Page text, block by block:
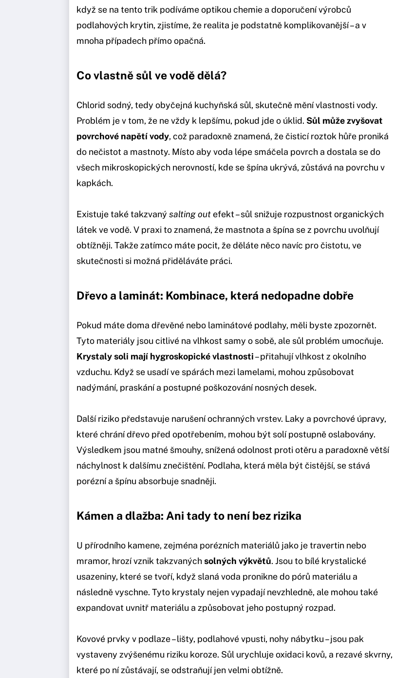
když se na tento trik podíváme optikou chemie a doporučení výrobců
podlahových krytin, zjistíme, že realita je podstatně komplikovanější – a v
mnoha případech přímo opačná.
Co vlastně sůl ve vodě dělá?
Chlorid sodný, tedy obyčejná kuchyňská sůl, skutečně mění vlastnosti vody.
Problém je v tom, že ne vždy k lepšímu, pokud jde o úklid. Sůl může zvyšovat
povrchové napětí vody, což paradoxně znamená, že čisticí roztok hůře proniká
do nečistot a mastnoty. Místo aby voda lépe smáčela povrch a dostala se do
všech mikroskopických nerovností, kde se špína ukrývá, zůstává na povrchu v
kapkách.
Existuje také takzvaný salting out efekt – sůl snižuje rozpustnost organických
látek ve vodě. V praxi to znamená, že mastnota a špína se z povrchu uvolňují
obtížněji. Takže zatímco máte pocit, že děláte něco navíc pro čistotu, ve
skutečnosti si možná přiděláváte práci.
Dřevo a laminát: Kombinace, která nedopadne dobře
Pokud máte doma dřevěné nebo laminátové podlahy, měli byste zpozornět.
Tyto materiály jsou citlivé na vlhkost samy o sobě, ale sůl problém umocňuje.
Krystaly soli mají hygroskopické vlastnosti– přitahují vlhkost z okolního
vzduchu. Když se usadí ve spárách mezi lamelami, mohou způsobovat
nadýmání, praskání a postupné poškozování nosných desek.
Další riziko představuje narušení ochranných vrstev. Laky a povrchové úpravy,
které chrání dřevo před opotřebením, mohou být solí postupně oslabovány.
Výsledkem jsou matné šmouhy, snížená odolnost proti otěru a paradoxně větší
náchylnost k dalšímu znečištění. Podlaha, která měla být čistější, se stává
porézní a špínu absorbuje snadněji.
Kámen a dlažba: Ani tady to není bez rizika
U přírodního kamene, zejména porézních materiálů jako je travertin nebo
mramor, hrozí vznik takzvanýchsolných výkvětů. Jsou to bílé krystalické
usazeniny, které se tvoří, když slaná voda pronikne do pórů materiálu a
následně vyschne. Tyto krystaly nejen vypadají nevzhledně, ale mohou také
expandovat uvnitř materiálu a způsobovat jeho postupný rozpad.
Kovové prvky v podlaze – lišty, podlahové vpusti, nohy nábytku – jsou pak
vystaveny zvýšenému riziku koroze. Sůl urychluje oxidaci kovů, a rezavé skvrny,
které po ní zůstávají, se odstraňují jen velmi obtížně.